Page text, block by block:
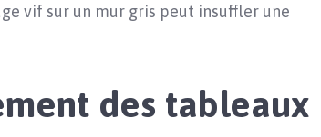
vif sur un mur gris peut insuffler une
des tableaux